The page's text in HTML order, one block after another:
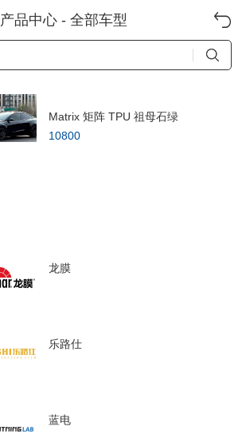
产品中心 - 全部车型
Matrix 矩阵 TPU 祖母石绿
10800
龙膜
乐路仕
蓝电